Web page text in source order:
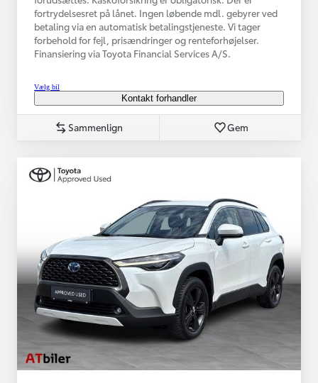
fortrydelsesret på lånet. Ingen løbende mdl. gebyrer ved
betaling via en automatisk betalingstjeneste. Vi tager
forbehold for fejl, prisændringer og renteforhøjelser.
Finansiering via Toyota Financial Services A/S.
Vælg bil
Kontakt forhandler
Sammenlign Gem